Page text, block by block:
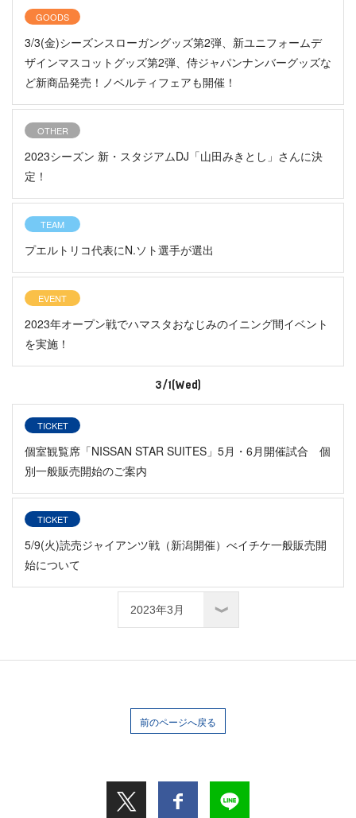
GOODS
3/3(金)シーズンスローガングッズ第2弾、新ユニフォームデ
ザインマスコットグッズ第2弾、侍ジャパンナンバーグッズな
ど新商品発売！ノベルティフェアも開催！
OTHER
2023シーズン 新・スタジアムDJ「山田みきとし」さんに決
定！
TEAM
プエルトリコ代表にN.ソト選手が選出
EVENT
2023年オープン戦でハマスタおなじみのイニング間イベント
を実施！
3/1(Wed)
TICKET
個室観覧席「NISSAN STAR SUITES」5月・6月開催試合 個
別一般販売開始のご案内
TICKET
5/9(火)読売ジャイアンツ戦（新潟開催）べイチケ一般販売開
始について
前のページへ戻る